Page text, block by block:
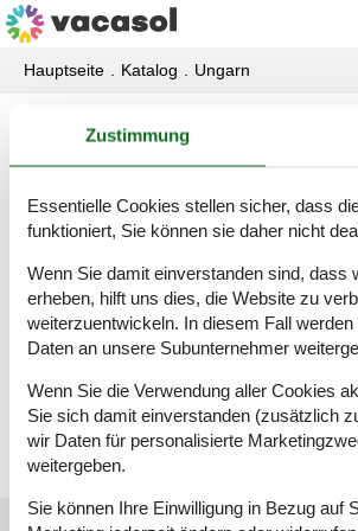
Hauptseite Katalog Ungarn
Katalog - Ungarn
Leanyfalu
Leányfalu
Lócs
Zustimmung
Essentielle Cookies stellen sicher, dass
funktioniert, Sie können sie daher nicht
Wenn Sie damit einverstanden sind, dass
erheben, hilft uns dies, die Website zu
weiterzuentwickeln. In diesem Fall
Daten an unsere Subunternehmer
Wenn Sie die Verwendung aller Cookies
Sie sich damit einverstanden (zusätzlich
wir Daten für personalisierte
weitergeben.
Sie können Ihre Einwilligung in Bezug auf